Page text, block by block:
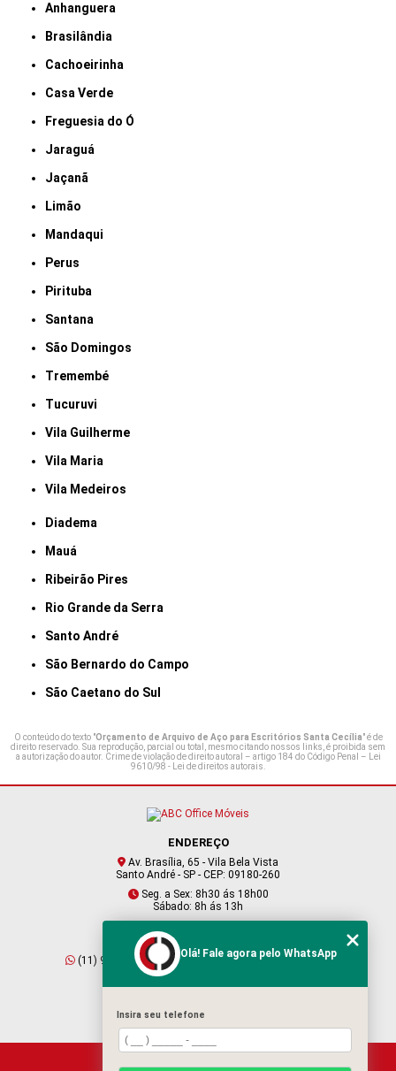
Anhanguera
Brasilândia
Cachoeirinha
Casa Verde
Freguesia do Ó
Jaraguá
Jaçanã
Limão
Mandaqui
Perus
Pirituba
Santana
São Domingos
Tremembé
Tucuruvi
Vila Guilherme
Vila Maria
Vila Medeiros
Diadema
Mauá
Ribeirão Pires
Rio Grande da Serra
Santo André
São Bernardo do Campo
São Caetano do Sul
O conteúdo do texto "Orçamento de Arquivo de Aço para Escritórios Santa Cecília" é de
direito reservado. Sua reprodução, parcial ou total, mesmo citando nossos links, é proibida sem
a autorização do autor. Crime de violação de direito autoral – artigo 184 do Código Penal – Lei
9610/98 - Lei de direitos autorais.
ENDEREÇO
Av. Brasília, 65 - Vila Bela Vista
Santo André - SP - CEP: 09180-260
Seg. a Sex: 8h30 ás 18h00
Sábado: 8h ás 13h
CONTATO
(11) 95409-2229
(11) 4901-6045
vendas@abcofficemoveis.com.br
HOME
Olá! Fale agora pelo WhatsApp
Insira seu telefone